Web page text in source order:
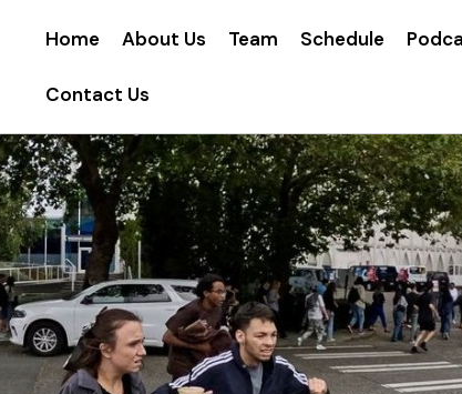
Home About Us Team Schedule
Contact Us